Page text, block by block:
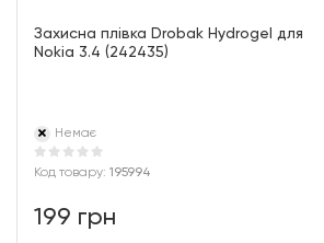
Захисна плівка Drobak Hydrogel для
Nokia 3.4 (242435)
Немає
Код товару: 195994
199 грн